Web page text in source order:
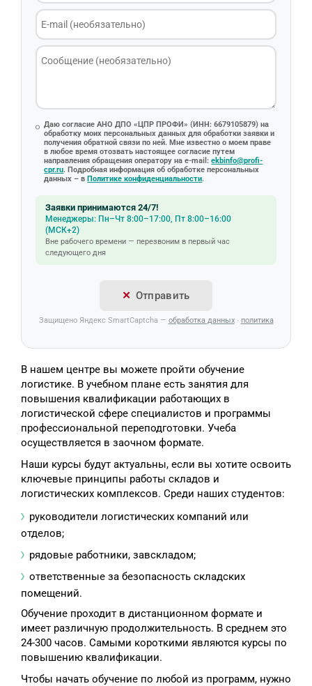
Даю согласие АНО ДПО «ЦПР ПРОФИ» (ИНН: 6679105879) на
обработку моих персональных данных для обработки заявки и
получения обратной связи по ней. Мне известно о моем праве
в любое время отозвать настоящее согласие путем
направления обращения оператору на e-mail:ekbinfo@profi-
cpr.ru. Подробная информация об обработке персональных
данных – вПолитике конфиденциальности.
Заявки принимаются 24/7!
Менеджеры: Пн–Чт 8:00–17:00, Пт 8:00–16:00
(МСК+2)
Вне рабочего времени — перезвоним в первый час
следующего дня
Отправить
Защищено Яндекс SmartCaptcha — обработка данных· политика
В нашем центре вы можете пройти обучение
логистике. В учебном плане есть занятия для
повышения квалификации работающих в
логистической сфере специалистов и программы
профессиональной переподготовки. Учеба
осуществляется в заочном формате.
Наши курсы будут актуальны, если вы хотите освоить
ключевые принципы работы складов и
логистических комплексов. Среди наших студентов:
руководители логистических компаний или
отделов;
рядовые работники, завскладом;
ответственные за безопасность складских
помещений.
Обучение проходит в дистанционном формате и
имеет различную продолжительность. В среднем это
24-300 часов. Самыми короткими являются курсы по
повышению квалификации.
Чтобы начать обучение по любой из программ, нужно